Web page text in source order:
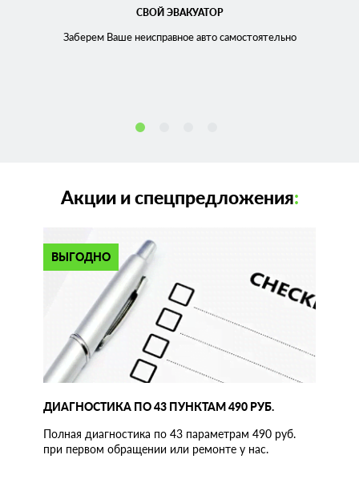
СВОЙ ЭВАКУАТОР
Заберем Ваше неисправноеавто самостоятельно
Акции и спецпредложения:
ВЫГОДНО
ДИАГНОСТИКА ПО 43 ПУНКТАМ 490 РУБ.
Полная диагностика по 43 параметрам 490 руб.
при первом обращении или ремонте у нас.